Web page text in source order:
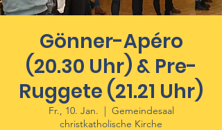
Gönner-Apéro
(20.30 Uhr) & Pre-
Ruggete (21.21 Uhr)
Fr., 10. Jan.
  |
Gemeindesaal
christkatholische Kirche